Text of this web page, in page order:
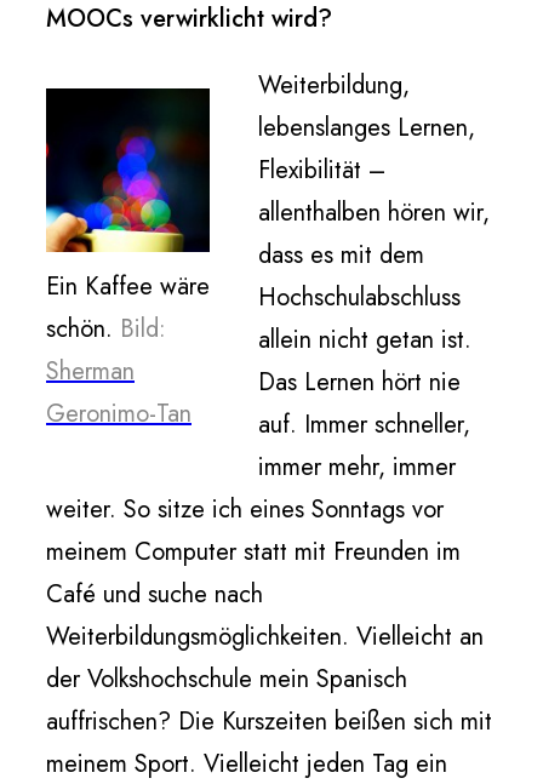
MOOCs verwirklicht wird?
Ein Kaffee wäre
schön. Bild:
Sherman
Geronimo-Tan
Weiterbildung,
lebenslanges Lernen,
Flexibilität –
allenthalben hören wir,
dass es mit dem
Hochschulabschluss
allein nicht getan ist.
Das Lernen hört nie
auf. Immer schneller,
immer mehr, immer
weiter. So sitze ich eines Sonntags vor
meinem Computer statt mit Freunden im
Café und suche nach
Weiterbildungsmöglichkeiten. Vielleicht an
der Volkshochschule mein Spanisch
auffrischen? Die Kurszeiten beißen sich mit
meinem Sport. Vielleicht jeden Tag ein